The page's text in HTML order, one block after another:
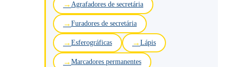
Agrafadores de secretária
Furadores de secretária
Esferográficas Lápis
Marcadores permanentes